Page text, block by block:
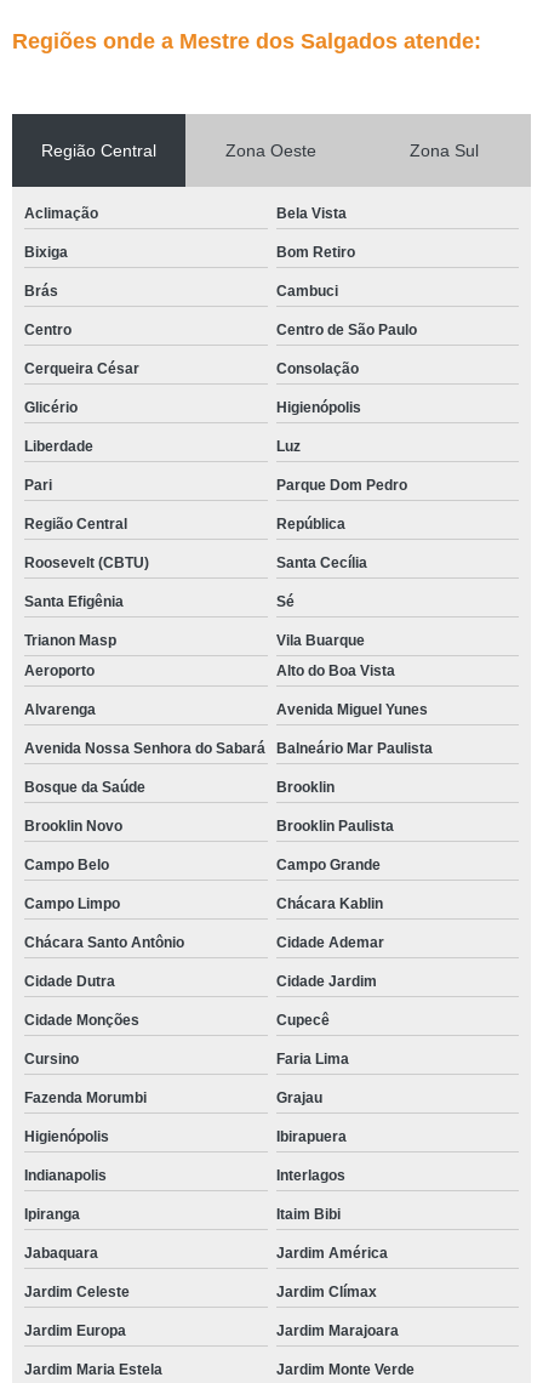
Regiões onde a Mestre dos Salgados atende:
Região Central Zona Oeste Zona Sul
Aclimação Bela Vista
Bixiga Bom Retiro
Brás Cambuci
Centro Centro de São Paulo
Cerqueira César Consolação
Glicério Higienópolis
Liberdade Luz
Pari Parque Dom Pedro
Região Central República
Roosevelt (CBTU) Santa Cecília
Santa Efigênia Sé
Trianon Masp
Vila Buarque
Aeroporto
Alto do Boa Vista
Alvarenga Avenida Miguel Yunes
Avenida Nossa Senhora do Sabará Balneário Mar Paulista
Bosque da Saúde Brooklin
Brooklin Novo Brooklin Paulista
Campo Belo Campo Grande
Campo Limpo Chácara Kablin
Chácara Santo Antônio Cidade Ademar
Cidade Dutra Cidade Jardim
Cidade Monções Cupecê
Cursino Faria Lima
Fazenda Morumbi Grajau
Higienópolis Ibirapuera
Indianapolis Interlagos
Ipiranga Itaim Bibi
Jabaquara Jardim América
Jardim Celeste Jardim Clímax
Jardim Europa Jardim Marajoara
Jardim Maria Estela Jardim Monte Verde